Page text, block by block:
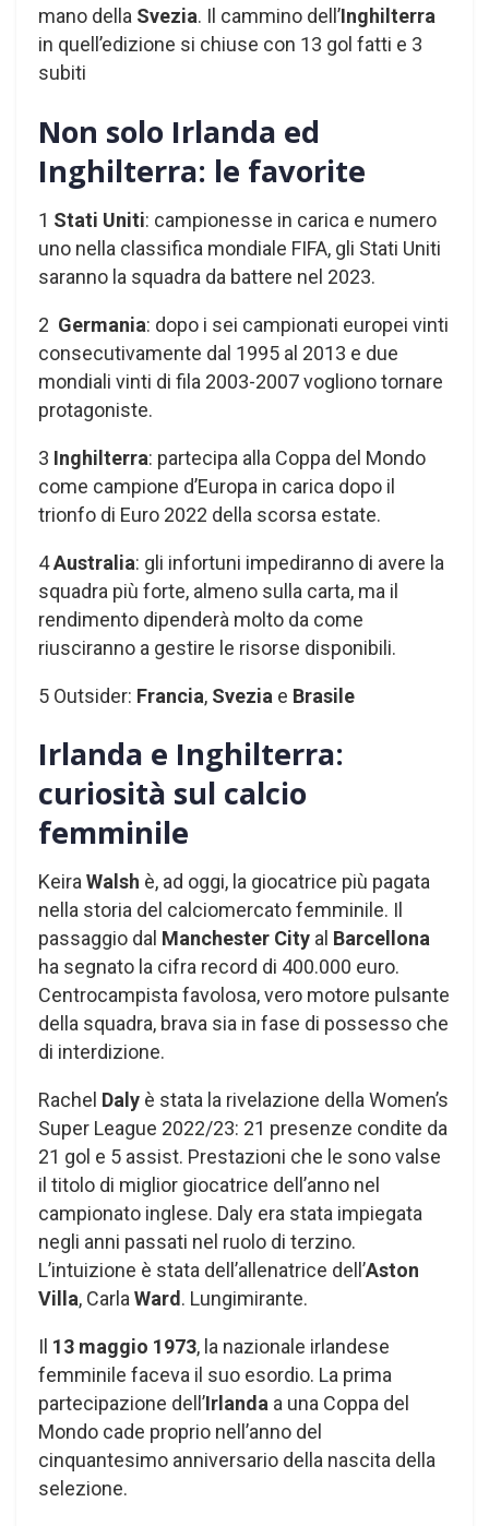
mano della Svezia. Il cammino dell’Inghilterra
in quell’edizione si chiuse con 13 gol fatti e 3
subiti
Non solo Irlanda ed
Inghilterra: le favorite
1 Stati Uniti: campionesse in carica e numero
uno nella classifica mondiale FIFA, gli Stati Uniti
saranno la squadra da battere nel 2023.
2 Germania: dopo i sei campionati europei vinti
consecutivamente dal 1995 al 2013 e due
mondiali vinti di fila 2003-2007 vogliono tornare
protagoniste.
3 Inghilterra: partecipa alla Coppa del Mondo
come campione d’Europa in carica dopo il
trionfo di Euro 2022 della scorsa estate.
4Australia: gli infortuni impediranno di avere la
squadra più forte, almeno sulla carta, ma il
rendimento dipenderà molto da come
riusciranno a gestire le risorse disponibili.
5 Outsider: Francia, Svezia e Brasile
Irlanda e Inghilterra:
curiosità sul calcio
femminile
Keira Walsh è, ad oggi, la giocatrice più pagata
nella storia del calciomercato femminile. Il
passaggio dal Manchester City al Barcellona
ha segnato la cifra record di 400.000 euro.
Centrocampista favolosa, vero motore pulsante
della squadra, brava sia in fase di possesso che
di interdizione.
Rachel Daly è stata la rivelazione della Women’s
Super League 2022/23: 21 presenze condite da
21 gol e 5 assist. Prestazioni che le sono valse
il titolo di miglior giocatrice dell’anno nel
campionato inglese. Daly era stata impiegata
negli anni passati nel ruolo di terzino.
L’intuizione è stata dell’allenatrice dell’Aston
Villa, Carla Ward. Lungimirante.
Il 13 maggio 1973, la nazionale irlandese
femminile faceva il suo esordio. La prima
partecipazione dell’Irlanda a una Coppa del
Mondo cade proprio nell’anno del
cinquantesimo anniversario della nascita della
selezione.